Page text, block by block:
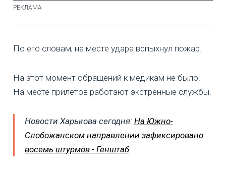
По его словам, на месте удара вспыхнул пожар.
На этот момент обращений к медикам не было.
На месте прилетов работают экстренные службы.
Новости Харькова сегодня: На Южно-
Слобожанском направлении зафиксировано
восемь штурмов - Генштаб